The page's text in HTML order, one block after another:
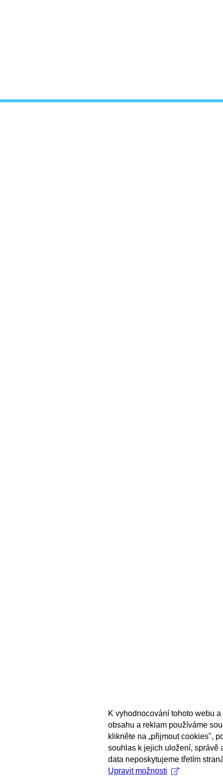
K vyhodnocování tohoto webu
obsahu a reklam používáme
klikněte na „přijmout cookies",
souhlas k jejich uložení, správě
data neposkytujeme třetím
Upravit možnosti